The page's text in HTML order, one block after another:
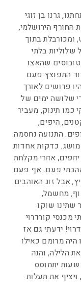
גרנו בן זוגי
החורף הירושלמי,
ומכורבלת בתוך
בלתי
שהאצו
התפוצץ פעם
פרושים לאורך
שלושה ימים של
כמו תינוק, מעביר
היפים,
התנועה נחסמה.
מושג. כדקות אחדות
יחפים, אחרי מקלחת
פעם. אף פעם
אבל זוג האוהבים
מחשמל,
שתינו שוקו
קורדרוי
ידעתי גם אז
מרומם כאילו
הלילה, והנה
יתמוסס
את תעלות